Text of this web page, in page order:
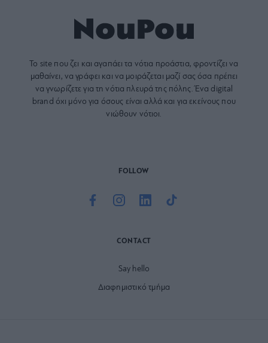
Το site που ζει και αγαπάει τα νότια προάστια, φροντίζει να
μαθαίνει, να γράφει και να μοιράζεται μαζί σας όσα πρέπει
να γνωρίζετε για τη νότια πλευρά της πόλης. Ένα digital
brand όχι μόνο για όσους είναι αλλά και για εκείνους που
νιώθουν νότιοι.
FOLLOW
CONTACT
Say hello
Διαφημιστικό τμήμα